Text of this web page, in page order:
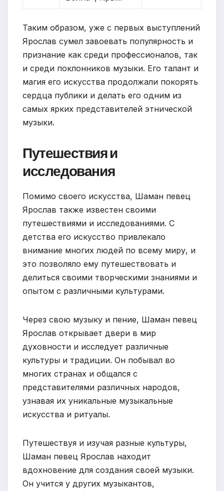
Таким образом, уже с первых выступлений
Ярослав сумел завоевать популярность и
признание как среди профессионалов, так
и среди поклонников музыки. Его талант и
магия его искусства продолжали покорять
сердца публики и делать его одним из
самых ярких представителей этнической
музыки.
Путешествия и
исследования
Помимо своего искусства, Шаман певец
Ярослав также известен своими
путешествиями и исследованиями. С
детства его искусство привлекало
внимание многих людей по всему миру, и
это позволяло ему путешествовать и
делиться своими творческими знаниями и
опытом с различными культурами.
Через свою музыку и пение, Шаман певец
Ярослав открывает двери в мир
духовности и исследует различные
культуры и традиции. Он побывал во
многих странах и общался с
представителями различных народов,
узнавая их уникальные музыкальные
искусства и ритуалы.
Путешествуя и изучая разные культуры,
Шаман певец Ярослав находит
вдохновение для создания своей музыки.
Он учится у других музыкантов,